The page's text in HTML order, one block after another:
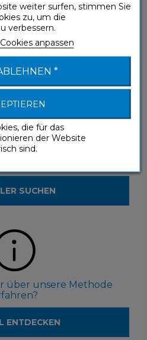
zu einem unserer
SIE UNS
Produkte in einem
SUCHEN
über unsere Methode
ENTDECKEN
weiter surfen, stimmen Sie
zu, um die
verbessern.
Cookies anpassen
*
die für das
der Website
sind.